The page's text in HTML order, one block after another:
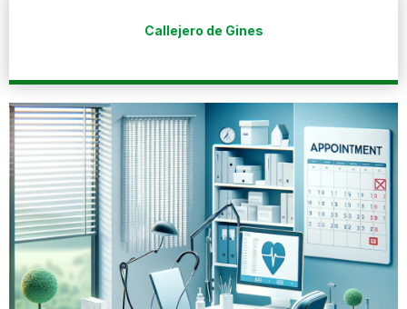
Callejero de Gines